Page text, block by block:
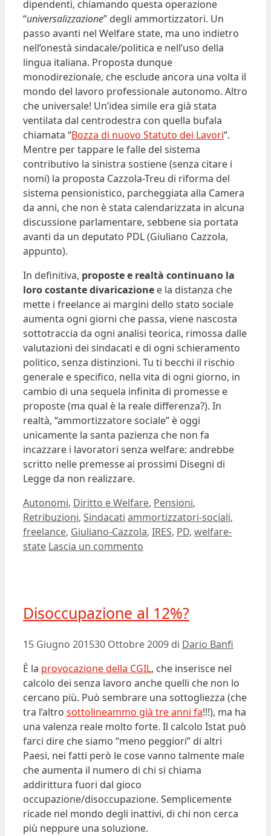
dipendenti, chiamando questa operazione
“universalizzazione” degli ammortizzatori. Un
passo avanti nel Welfare state, ma uno indietro
nell’onestà sindacale/politica e nell’uso della
lingua italiana. Proposta dunque
monodirezionale, che esclude ancora una volta il
mondo del lavoro professionale autonomo. Altro
che universale! Un’idea simile era già stata
ventilata dal centrodestra con quella bufala
chiamata “Bozza di nuovo Statuto dei Lavori“.
Mentre per tappare le falle del sistema
contributivo la sinistra sostiene (senza citare i
nomi) la proposta Cazzola-Treu di riforma del
sistema pensionistico, parcheggiata alla Camera
da anni, che non è stata calendarizzata in alcuna
discussione parlamentare, sebbene sia portata
avanti da un deputato PDL (Giuliano Cazzola,
appunto).
In definitiva, proposte e realtà continuano la
loro costante divaricazione e la distanza che
mette i freelance ai margini dello stato sociale
aumenta ogni giorni che passa, viene nascosta
sottotraccia da ogni analisi teorica, rimossa dalle
valutazioni dei sindacati e di ogni schieramento
politico, senza distinzioni. Tu ti becchi il rischio
generale e specifico, nella vita di ogni giorno, in
cambio di una sequela infinita di promesse e
proposte (ma qual è la reale differenza?). In
realtà, “ammortizzatore sociale” è oggi
unicamente la santa pazienza che non fa
incazzare i lavoratori senza welfare: andrebbe
scritto nelle premesse ai prossimi Disegni di
Legge da non realizzare.
Categorie
Autonomi, Diritto e Welfare, Pensioni,
Retribuzioni, Sindacati Tag
ammortizzatori-sociali,
freelance, Giuliano-Cazzola, IRES, PD, welfare-
state Lascia un commento
Disoccupazione al 12%?
15 Giugno 201530 Ottobre 2009 di Dario Banfi
È la provocazione della CGIL, che inserisce nel
calcolo dei senza lavoro anche quelli che non lo
cercano più. Può sembrare una sottogliezza (che
tra l’altro sottolineammo già tre anni fa!!!), ma ha
una valenza reale molto forte. Il calcolo Istat può
farci dire che siamo “meno peggiori” di altri
Paesi, nei fatti però le cose vanno talmente male
che aumenta il numero di chi si chiama
addirittura fuori dal gioco
occupazione/disoccupazione. Semplicemente
ricade nel mondo degli inattivi, di chi non cerca
più neppure una soluzione.